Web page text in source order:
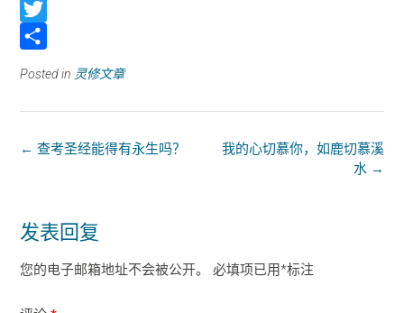
h
a
n
a
i
h
a
A
F
a
b
T
t
Posted in 灵修文章
我的心切慕你，如鹿切慕溪
水 →
← 查考圣经能得有永生吗？
发表回复
您的电子邮箱地址不会被公开。 必填项已用*标注